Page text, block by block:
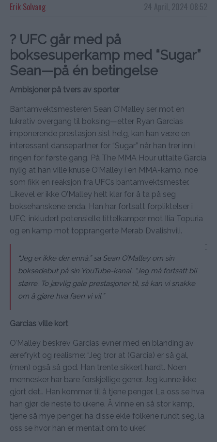
24 April, 2024 08:52
Erik Solvang
? UFC går med på
boksesuperkamp med “Sugar”
Sean—på én betingelse
Ambisjoner på tvers av sporter
Bantamvektsmesteren Sean O’Malley ser mot en
lukrativ overgang til boksing—etter Ryan Garcias
imponerende prestasjon sist helg, kan han være en
interessant dansepartner for “Sugar” når han trer inn i
ringen for første gang. På The MMA Hour uttalte Garcia
nylig at han ville knuse O’Malley i en MMA-kamp, noe
som fikk en reaksjon fra UFCs bantamvektsmester.
Likevel er ikke O’Malley helt klar for å ta på seg
boksehanskene enda. Han har fortsatt forpliktelser i
UFC, inkludert potensielle tittelkamper mot Ilia Topuria
og en kamp mot topprangerte Merab Dvalishvili.
“Jeg er ikke der ennå,” sa Sean O’Malley om sin
boksedebut på sin YouTube-kanal. “Jeg må fortsatt bli
større. To jævlig gale prestasjoner til, så kan vi snakke
om å gjøre hva faen vi vil.”
Garcias ville kort
O’Malley beskrev Garcias evner med en blanding av
ærefrykt og realisme: “Jeg tror at (Garcia) er så gal,
(men) også så god. Han trente sikkert hardt. Noen
mennesker har bare forskjellige gener. Jeg kunne ikke
gjort det… Han kommer til å tjene penger. La oss se hva
han gjør de neste to ukene. Å vinne en så stor kamp,
tjene så mye penger, ha disse ekle folkene rundt seg, la
oss se hvor han er mentalt om to uker.”